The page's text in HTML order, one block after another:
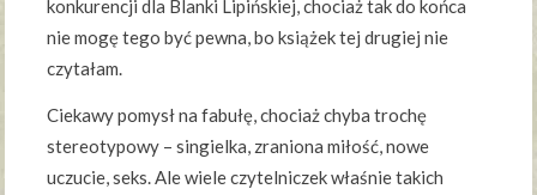
konkurencji dla Blanki Lipińskiej, chociaż tak do końca
nie mogę tego być pewna, bo książek tej drugiej nie
czytałam.
Ciekawy pomysł na fabułę, chociaż chyba trochę
stereotypowy – singielka, zraniona miłość, nowe
uczucie, seks. Ale wiele czytelniczek właśnie takich